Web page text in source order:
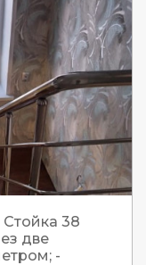
38
две
-